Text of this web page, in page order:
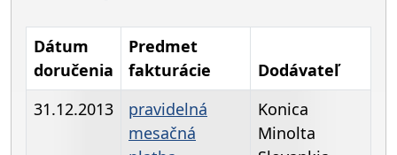
Dátum
doručenia
Predmet
fakturácie
Dodávateľ
31.12.2013
pravidelná
mesačná
Konica
Minolta